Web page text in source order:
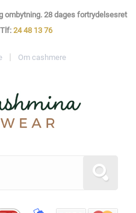
ombytning. 28 dages fortrydelsesret
24 48 13 76
Om cashmere